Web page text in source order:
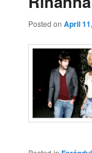
Posted onApril